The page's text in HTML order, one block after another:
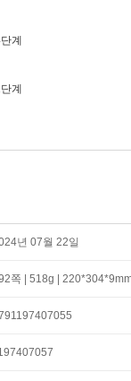
계
계
년 07월 22일
쪽 | 518g |